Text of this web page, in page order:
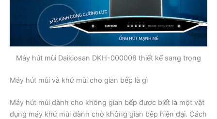
Máy hút mùi Daikiosan DKH-000008 thiết kế sang trọng
Máy hút mùi và khử mùi cho gian bếp là gì
Máy hút mùi dành cho không gian bếp được biết là một vật
dụng máy khử mùi dành cho không gian bếp hiện đại. Cách